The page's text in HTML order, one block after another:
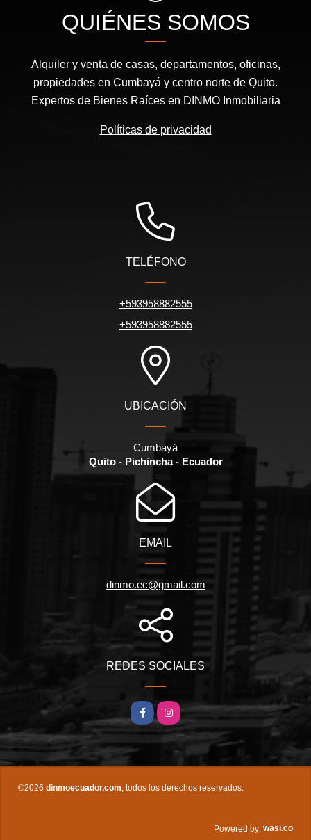
QUIÉNES SOMOS
Alquiler y venta de casas, departamentos, oficinas,
propiedades en Cumbayá y centro norte de Quito.
Expertos de Bienes Raíces en DINMO Inmobiliaria
Políticas de privacidad
TELÉFONO
+593958882555
+593958882555
UBICACIÓN
Cumbayá
Quito - Pichincha - Ecuador
EMAIL
dinmo.ec@gmail.com
REDES SOCIALES
FacebookInstagram
©2026 dinmoecuador.com, todos los derechos reservados.
Powered by: wasi.co